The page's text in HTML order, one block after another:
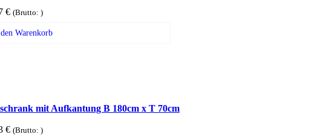
€ (Brutto: )
Warenkorb
mit Aufkantung B 180cm x T 70cm
€ (Brutto: )